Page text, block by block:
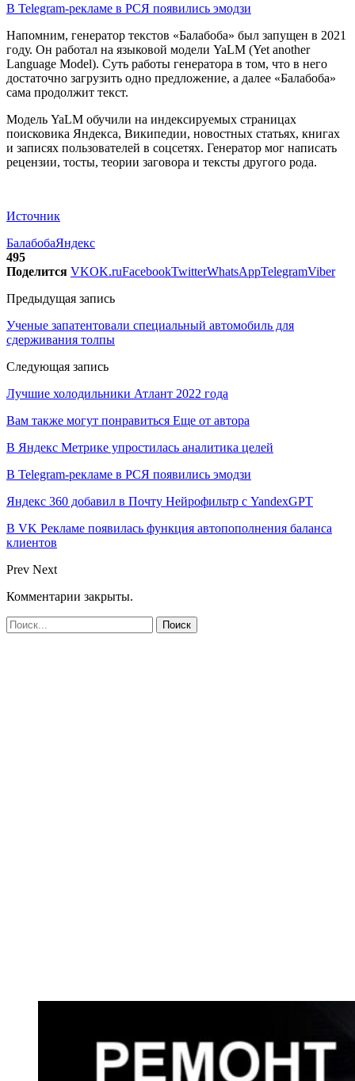
В Telegram-рекламе в РСЯ появились эмодзи
Напомним, генератор текстов «Балабоба» был запущен в 2021
году. Он работал на языковой модели YaLM (Yet another
Language Model). Суть работы генератора в том, что в него
достаточно загрузить одно предложение, а далее «Балабоба»
сама продолжит текст.
Модель YaLM обучили на индексируемых страницах
поисковика Яндекса, Википедии, новостных статьях, книгах
и записях пользователей в соцсетях. Генератор мог написать
рецензии, тосты, теории заговора и тексты другого рода.
Источник
БалабобаЯндекс
495
Поделится VKOK.ruFacebookTwitterWhatsAppTelegramViber
Предыдущая запись
Ученые запатентовали специальный автомобиль для
сдерживания толпы
Следующая запись
Лучшие холодильники Атлант 2022 года
Вам также могут понравиться Еще от автора
В Яндекс Метрике упростилась аналитика целей
В Telegram-рекламе в РСЯ появились эмодзи
Яндекс 360 добавил в Почту Нейрофильтр с YandexGPT
В VK Рекламе появилась функция автопополнения баланса
клиентов
Prev Next
Комментарии закрыты.